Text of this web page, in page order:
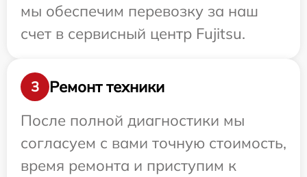
мы обеспечим перевозку за наш
счет в сервисный центр Fujitsu.
3
Ремонт техники
После полной диагностики мы
согласуем с вами точную стоимость,
время ремонта и приступим к